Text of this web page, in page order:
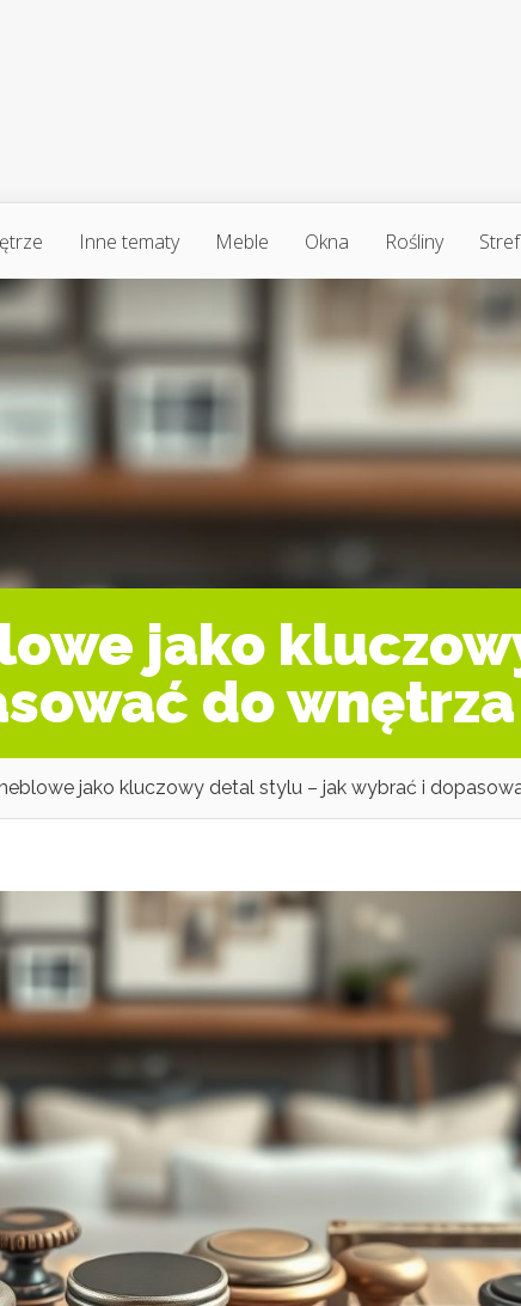
Inne tematy Meble Okna Rośliny
jako
do wnętrza
jako kluczowy detal stylu – jak wybrać i